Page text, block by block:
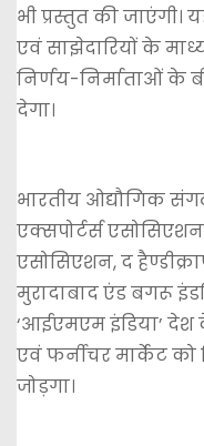
भी प्रस्तुत की जाएंगी।
एवं साझेदारियों के
निर्णय-निर्माताओं के
देगा।
भारतीय ओद्यौगिक
एक्सपोर्टर्स
एसोसिएशन, द
मुरादाबाद एंड बगरू
‘आईएमएम इंडिया’ देश
एवं फर्नीचर मार्केट
जोड़गा।